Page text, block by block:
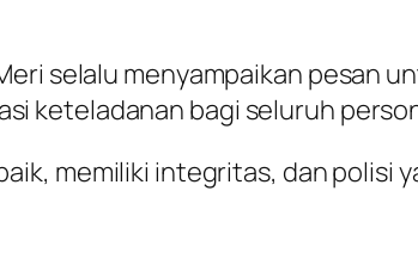
selalu menyampaikan pesan
keteladanan bagi seluruh
memiliki integritas, dan polisi